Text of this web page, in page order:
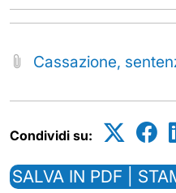
Cassazione,
Condividi su:
SALVA IN PDF |